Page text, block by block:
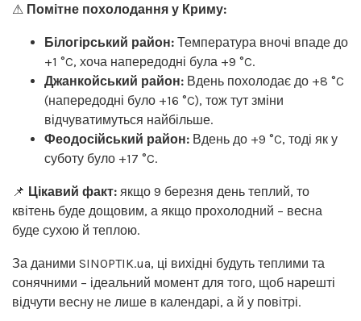
⚠ Помітне похолодання у Криму:
Білогірський район: Температура вночі впаде до
+1 °C, хоча напередодні була +9 °C.
Джанкойський район: Вдень похолодає до +8 °C
(напередодні було +16 °C), тож тут зміни
відчуватимуться найбільше.
Феодосійський район: Вдень до +9 °C, тоді як у
суботу було +17 °C.
📌 Цікавий факт: якщо 9 березня день теплий, то
квітень буде дощовим, а якщо прохолодний – весна
буде сухою й теплою.
За даними SINOPTIK.ua, ці вихідні будуть теплими та
сонячними – ідеальний момент для того, щоб нарешті
відчути весну не лише в календарі, а й у повітрі.